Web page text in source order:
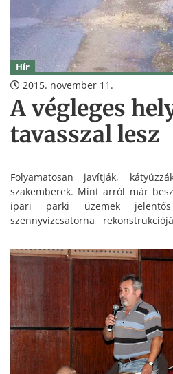
Hír
2015. november 11.
A végleges
tavasszal lesz
Folyamatosan javítják,
szakemberek. Mint arról már
ipari parki üzemek
szennyvízcsatorna
megtörtént.